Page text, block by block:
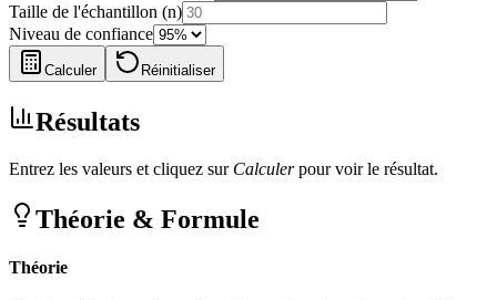
Taille de l'échantillon (n)
Niveau de confiance
Calculer Réinitialiser
Résultats
Entrez les valeurs et cliquez sur Calculerpour voir le résultat.
Théorie & Formule
Théorie